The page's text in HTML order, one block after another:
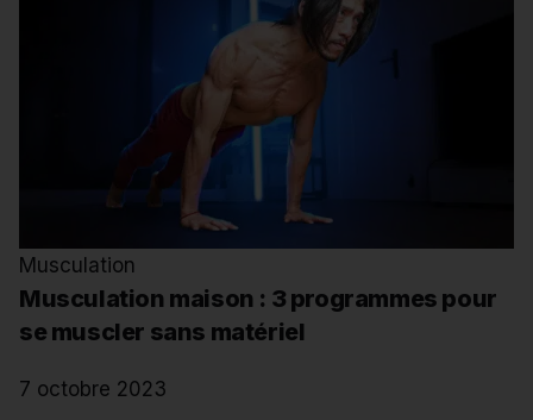
Musculation
Musculation maison : 3 programmes pour
se muscler sans matériel
7 octobre 2023